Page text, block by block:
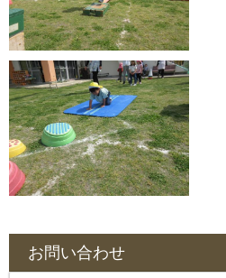
お問い合わせ